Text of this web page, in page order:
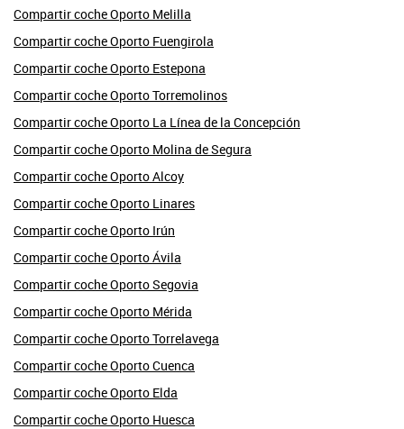
Compartir coche Oporto Melilla
Compartir coche Oporto Fuengirola
Compartir coche Oporto Estepona
Compartir coche Oporto Torremolinos
Compartir coche Oporto La Línea de la Concepción
Compartir coche Oporto Molina de Segura
Compartir coche Oporto Alcoy
Compartir coche Oporto Linares
Compartir coche Oporto Irún
Compartir coche Oporto Ávila
Compartir coche Oporto Segovia
Compartir coche Oporto Mérida
Compartir coche Oporto Torrelavega
Compartir coche Oporto Cuenca
Compartir coche Oporto Elda
Compartir coche Oporto Huesca